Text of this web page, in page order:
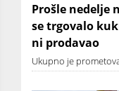
Prošle nedelje
se trgovalo
ni prodavao
Ukupno je